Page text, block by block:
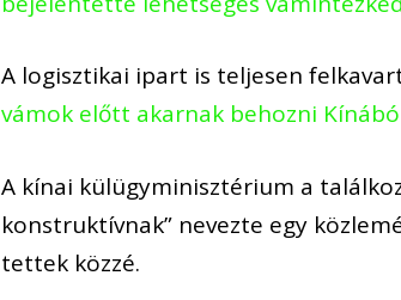
A logisztikai ipart is teljesen
vámok előtt akarnak behozni
A kínai külügyminisztérium a
konstruktívnak” nevezte egy
tettek közzé.